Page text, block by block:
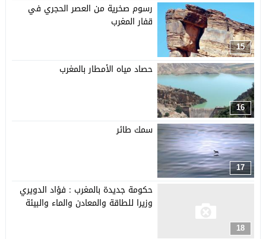
15
رسوم صخرية من العصر الحجري في
قفار المغرب
16
حصاد مياه الأمطار بالمغرب
17
سمك طائر
18
حكومة جديدة بالمغرب : فؤاد الدويري
وزيرا للطاقة والمعادن والماء والبيئة